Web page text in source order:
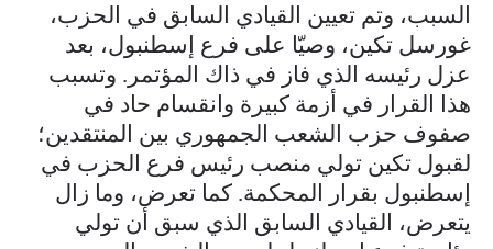
السبب، وتم تعيين القيادي السابق في الحزب،
غورسل تكين، وصيّا على فرع إسطنبول، بعد
عزل رئيسه الذي فاز في ذاك المؤتمر. وتسبب
هذا القرار في أزمة كبيرة وانقسام حاد في
صفوف حزب الشعب الجمهوري بين المنتقدين؛
لقبول تكين تولي منصب رئيس فرع الحزب في
إسطنبول بقرار المحكمة. كما تعرض، وما زال
يتعرض، القيادي السابق الذي سبق أن تولي